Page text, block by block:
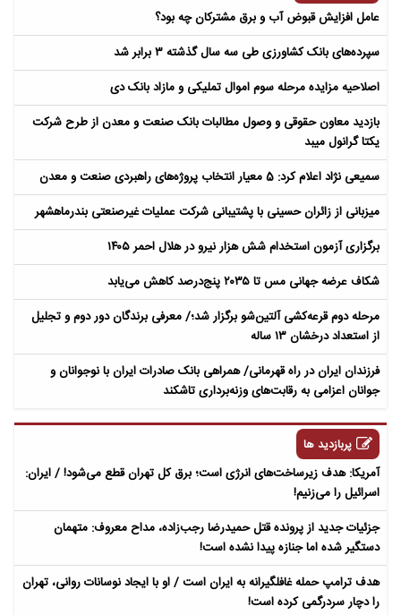
عامل افزایش قبوض آب و برق مشترکان چه بود؟
سپرده‌های بانک کشاورزی طی سه سال گذشته ۳ برابر شد
اصلاحیه مزایده مرحله سوم اموال تملیکی و مازاد بانک دی
بازدید معاون حقوقی و وصول مطالبات بانک صنعت و معدن از طرح شرکت
یکتا گرانول میبد
سمیعی‌ نژاد اعلام کرد: 5 معیار انتخاب پروژه‌های راهبردی صنعت و معدن
میزبانی از زائران حسینی با پشتیبانی شرکت عملیات غیرصنعتی بندرماهشهر
برگزاری آزمون استخدام شش هزار نیرو در هلال احمر ۱۴۰۵
شکاف عرضه جهانی مس تا ۲۰۳۵ پنج‌درصد کاهش می‌یابد
مرحله دوم قرعه‌کشی آلتین‌شو برگزار شد؛/ معرفی برندگان دور دوم و تجلیل
از استعداد درخشان ۱۳ ساله
​فرزندان ایران در راه قهرمانی/ همراهی بانک صادرات ایران با نوجوانان و
جوانان اعزامی به رقابت‌های وزنه‌برداری تاشکند
پربازدید ها
آمریکا: هدف زیرساخت‌های انرژی است؛ برق کل تهران قطع می‌شود! / ایران:
اسرائیل را می‌زنیم!
جزئیات جدید از پرونده قتل حمیدرضا رجب‌زاده، مداح معروف: متهمان
دستگیر شده اما جنازه پیدا نشده است!
هدف ترامپ حمله غافلگیرانه به ایران است / او با ایجاد نوسانات روانی، تهران
را دچار سردرگمی کرده است!